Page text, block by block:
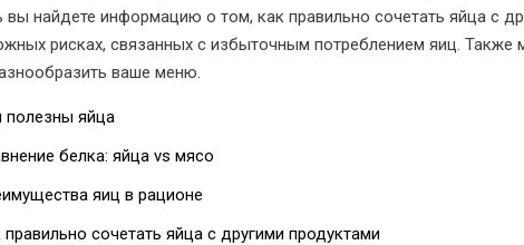
вы найдете информацию о том, как правильно сочетать яйца с
рисках, связанных с избыточным потреблением яиц.
ваше меню.
полезны яйца
белка: яйца vs мясо
яиц в рационе
правильно сочетать яйца с другими продуктами